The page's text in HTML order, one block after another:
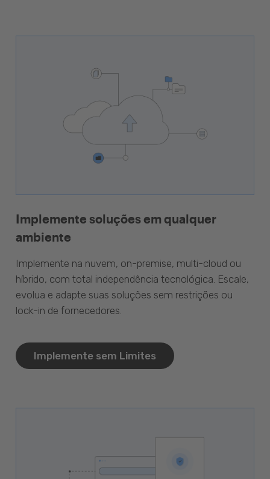
Implemente soluções em qualquer
ambiente
Implemente na nuvem, on-premise, multi-cloud ou
híbrido, com total independência tecnológica. Escale,
evolua e adapte suas soluções sem restrições ou
lock-in de fornecedores.
Implemente sem Limites